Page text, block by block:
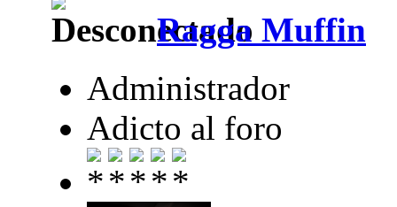
Ragga Muffin
Administrador
Adicto al foro